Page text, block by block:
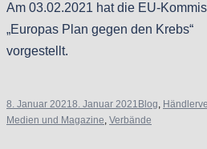
Am 03.02.2021 hat die EU-
„Europas Plan gegen den Krebs“
vorgestellt.
8. Januar 20218. Januar 2021 Blog,
Medien und Magazine, Verbände